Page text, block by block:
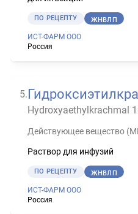
ПО РЕЦЕПТУ ЖНВЛП
ИСТ-ФАРМ ООО
Россия
5.
Hydroxyaethylkrachmal
Действующее вещество
Раствор для инфузий
ПО РЕЦЕПТУ ЖНВЛП
ИСТ-ФАРМ ООО
Россия